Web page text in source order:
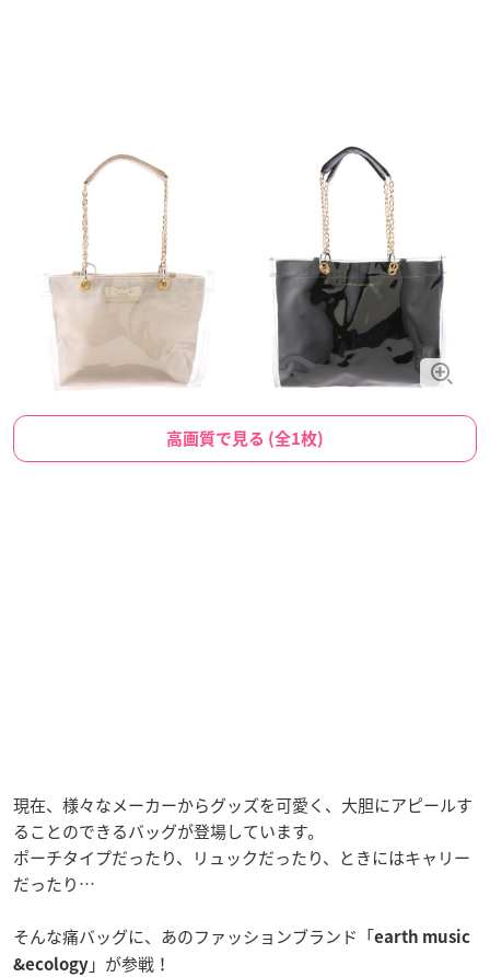
高画質で見る (全1枚)
現在、様々なメーカーからグッズを可愛く、大胆にアピールす
ることのできるバッグが登場しています。
ポーチタイプだったり、リュックだったり、ときにはキャリー
だったり…
そんな痛バッグに、あのファッションブランド「earth music
&ecology 」が参戦！